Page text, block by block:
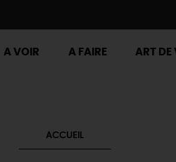
A VOIR A FAIRE ART DE
ACCUEIL